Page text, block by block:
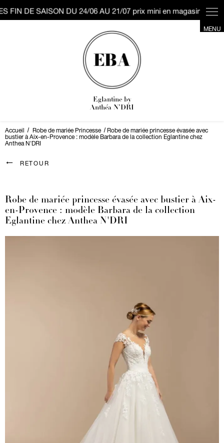
Eglantine by
Anthéa N’DRI
Accueil Robe de mariée Princesse Robe de mariée princesse évasée avec
bustier à Aix-en-Provence : modèle Barbara de la collection Eglantine chez
Anthea N'DRI
RETOUR
Robe de mariée princesse évasée avec bustier à Aix-
en-Provence : modèle Barbara de la collection
Eglantine chez Anthea N'DRI